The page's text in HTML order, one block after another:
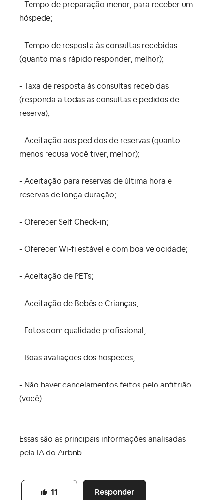
- Tempo de preparação menor, para receber um
hóspede;
- Tempo de resposta às consultas recebidas
(quanto mais rápido responder, melhor);
- Taxa de resposta às consultas recebidas
(responda a todas as consultas e pedidos de
reserva);
- Aceitação aos pedidos de reservas (quanto
menos recusa você tiver, melhor);
- Aceitação para reservas de última hora e
reservas de longa duração;
- Oferecer Self Check-in;
- Oferecer Wi-fi estável e com boa velocidade;
- Aceitação de PETs;
- Aceitação de Bebês e Crianças;
- Fotos com qualidade profissional;
- Boas avaliações dos hóspedes;
- Não haver cancelamentos feitos pelo anfitrião
(você)
Essas são as principais informações analisadas
pela IA do Airbnb.
Responder
11